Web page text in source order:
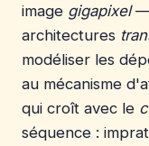
image gigapixel—
architectures
modéliser les
au mécanisme
qui croît avec le
séquence :